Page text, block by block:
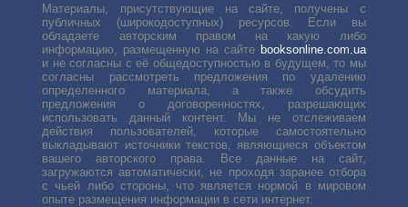
Материалы, присутствующие на сайте, получены с
публичных (широкодоступных) ресурсов. Если вы
обладаете авторским правом на какую либо
информацию, размещенную на сайте booksonline.com.ua
и не согласны с её общедоступностью в будущем, то мы
согласны рассмотреть предложения по удалению
определенного материала, а также обсудить
предложения о договоренностях, разрешающих
использовать данный контент. Мы не отслеживаем
действия пользователей, которые самостоятельно
выкладывают источники текстов, являющиеся объектом
вашего авторского права. Все данные на сайт,
загружаются автоматически, не проходя заранее отбора
с чьей либо стороны, что является нормой в мировом
опыте размещения информации в сети интернет.